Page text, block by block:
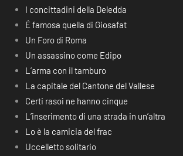
I concittadini della Deledda
É famosa quella di Giosafat
Un Foro di Roma
Un assassino come Edipo
L’arma con il tamburo
La capitale del Cantone del Vallese
Certi rasoi ne hanno cinque
L’inserimento di una strada in un’altra
Lo è la camicia del frac
Uccelletto solitario